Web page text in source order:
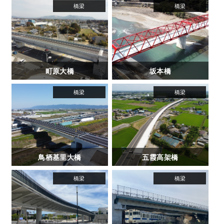
町原大橋 坂本橋
鳥栖基里大橋 五霞高架橋